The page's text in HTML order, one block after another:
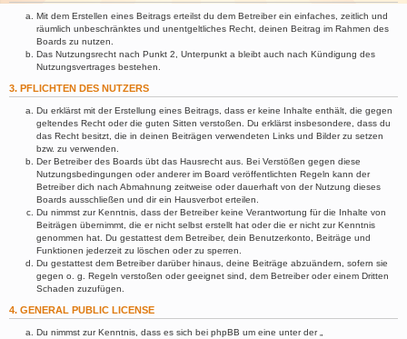
Mit dem Erstellen eines Beitrags erteilst du dem Betreiber ein einfaches, zeitlich und
räumlich unbeschränktes und unentgeltliches Recht, deinen Beitrag im Rahmen des
Boards zu nutzen.
Das Nutzungsrecht nach Punkt 2, Unterpunkt a bleibt auch nach Kündigung des
Nutzungsvertrages bestehen.
3. PFLICHTEN DES NUTZERS
Du erklärst mit der Erstellung eines Beitrags, dass er keine Inhalte enthält, die gegen
geltendes Recht oder die guten Sitten verstoßen. Du erklärst insbesondere, dass du
das Recht besitzt, die in deinen Beiträgen verwendeten Links und Bilder zu setzen
bzw. zu verwenden.
Der Betreiber des Boards übt das Hausrecht aus. Bei Verstößen gegen diese
Nutzungsbedingungen oder anderer im Board veröffentlichten Regeln kann der
Betreiber dich nach Abmahnung zeitweise oder dauerhaft von der Nutzung dieses
Boards ausschließen und dir ein Hausverbot erteilen.
Du nimmst zur Kenntnis, dass der Betreiber keine Verantwortung für die Inhalte von
Beiträgen übernimmt, die er nicht selbst erstellt hat oder die er nicht zur Kenntnis
genommen hat. Du gestattest dem Betreiber, dein Benutzerkonto, Beiträge und
Funktionen jederzeit zu löschen oder zu sperren.
Du gestattest dem Betreiber darüber hinaus, deine Beiträge abzuändern, sofern sie
gegen o. g. Regeln verstoßen oder geeignet sind, dem Betreiber oder einem Dritten
Schaden zuzufügen.
4. GENERAL PUBLIC LICENSE
Du nimmst zur Kenntnis, dass es sich bei phpBB um eine unter der „